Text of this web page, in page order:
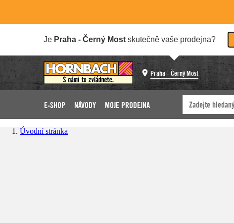
Je Praha - Černý Most skutečně vaše prodejna?
Praha - Černý Most
E-SHOP NÁVODY MOJE PRODEJNA
Úvodní stránka